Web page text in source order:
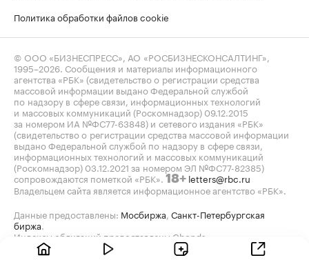
Политика обработки файлов cookie
© ООО «БИЗНЕСПРЕСС», АО «РОСБИЗНЕСКОНСАЛТИНГ»,
1995–2026 . Сообщения и материалы информационного
агентства «РБК» (свидетельство о регистрации средства
массовой информации выдано Федеральной службой
по надзору в сфере связи, информационных технологий
и массовых коммуникаций (Роскомнадзор) 09.12.2015
за номером ИА №ФС77-63848) и сетевого издания «РБК»
(свидетельство о регистрации средства массовой информации
выдано Федеральной службой по надзору в сфере связи,
информационных технологий и массовых коммуникаций
(Роскомнадзор) 03.12.2021 за номером ЭЛ №ФС77-82385)
сопровождаются пометкой «РБК». 18+ letters@rbc.ru
Владельцем сайта является информационное агентство «РБК».
Данные предоставлены: Мосбиржа Санкт-Петербургская
биржа
Индексы облигаций предоставлены Cbonds.